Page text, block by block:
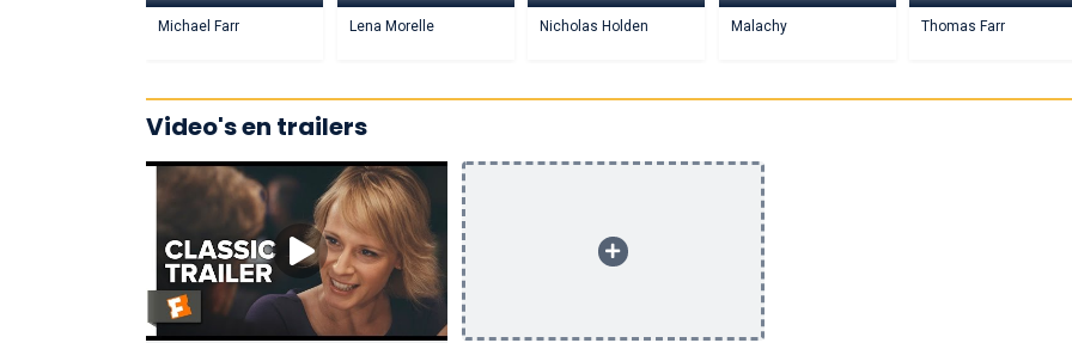
Michael Farr Lena Morelle Nicholas Holden Malachy Thomas Farr
Video's en trailers